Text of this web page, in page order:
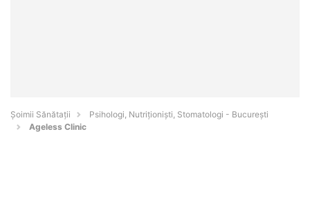
Şoimii Sănătații
Psihologi, Nutriționiști, Stomatologi - Bucureşti
Ageless Clinic